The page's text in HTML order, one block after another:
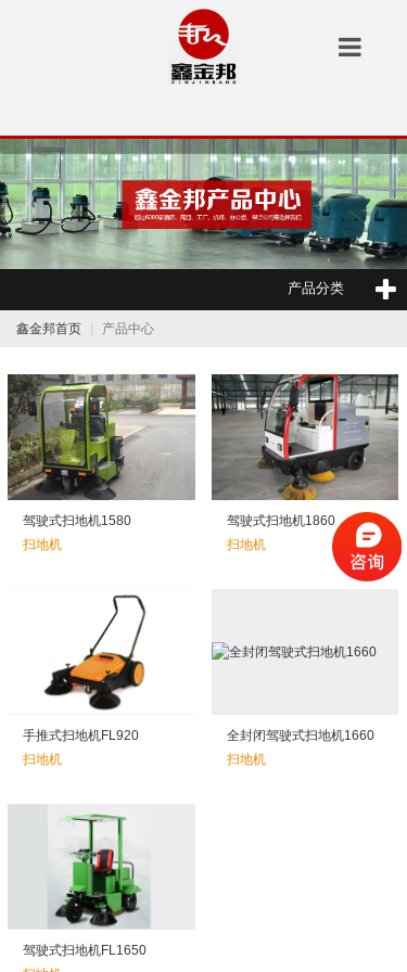
洗地机
安防
扫地机
新闻资讯
鑫金邦介
联系方式
产品分类
鑫金邦首页 产品中心
驾驶式扫地机1580
扫地机
驾驶式扫地机1860
扫地机
手推式扫地机FL920
扫地机
全封闭驾驶式扫地机1660
扫地机
驾驶式扫地机FL1650